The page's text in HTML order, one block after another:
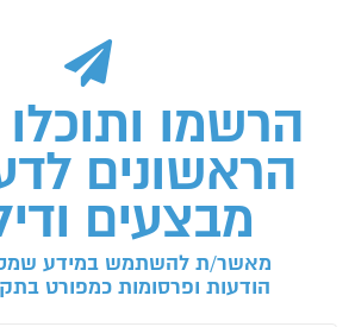
הרשמו
הראשונים
מבצעים
מאשר/ת להשתמש במידע
הודעות ופרסומות כמפורט